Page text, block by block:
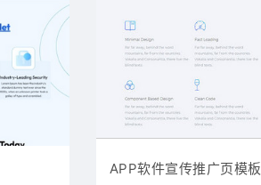
APP软件宣传推广页模板